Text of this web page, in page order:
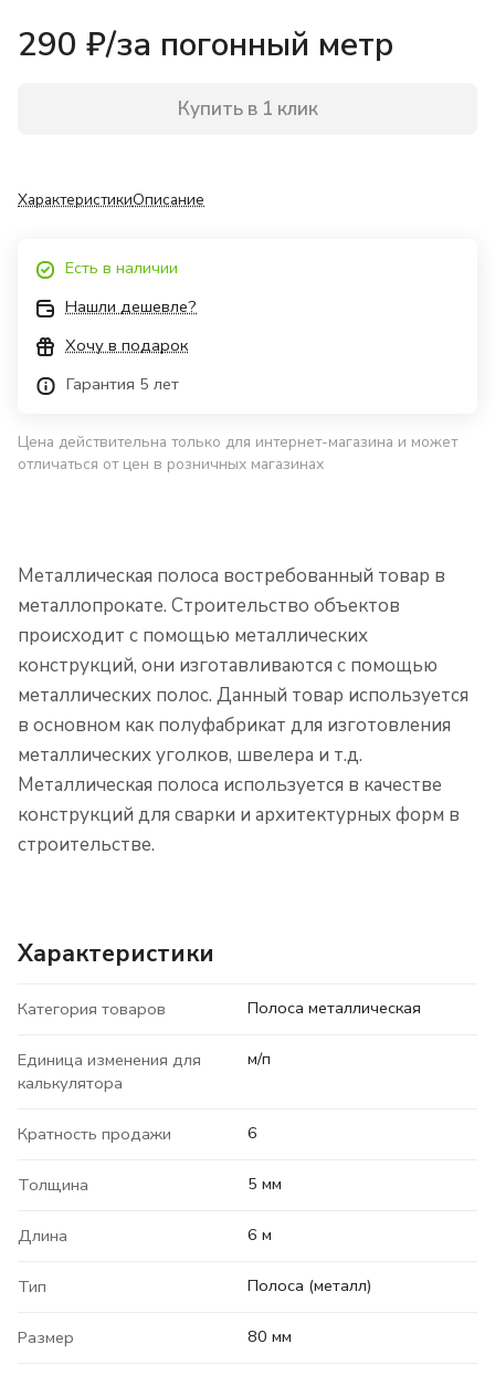
290 ₽/за погонный метр
Купить в 1 клик
ХарактеристикиОписание
Есть в наличии
Нашли дешевле?
Хочу в подарок
Гарантия 5 лет
Цена действительна только для интернет-магазина и может
отличаться от цен в розничных магазинах
Металлическая полоса востребованный товар в
металлопрокате. Строительство объектов
происходит с помощью металлических
конструкций, они изготавливаются с помощью
металлических полос. Данный товар используется
в основном как полуфабрикат для изготовления
металлических уголков, швелера и т.д.
Металлическая полоса используется в качестве
конструкций для сварки и архитектурных форм в
строительстве.
Характеристики
Категория товаров Полоса металлическая
Единица изменения для
калькулятора
м/п
Кратность продажи 6
Толщина 5 мм
Длина 6 м
Тип Полоса (металл)
Размер 80 мм